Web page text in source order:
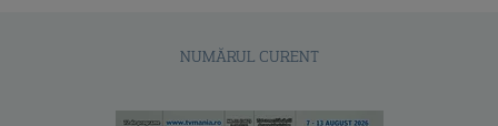
NUMĂRUL CURENT